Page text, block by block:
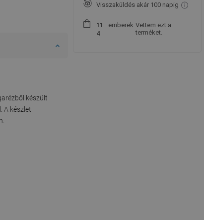
készült
A készlet
Visszaküldés akár 100 napig
1 1
4
emberek Vettem ezt a
terméket.